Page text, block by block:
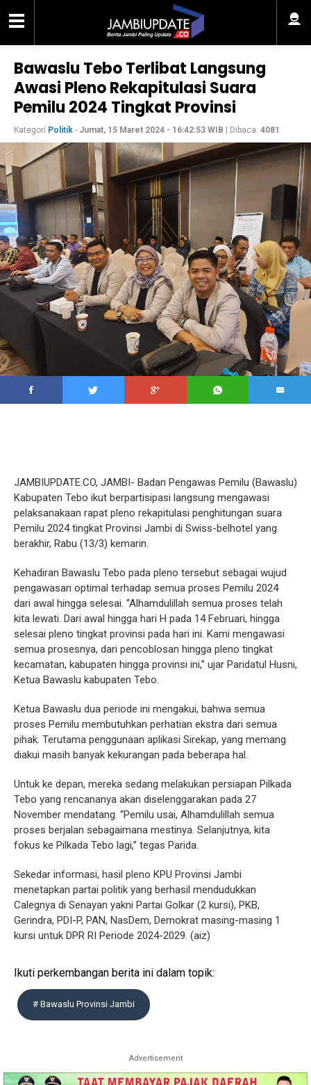
Bawaslu Tebo Terlibat Langsung
Awasi Pleno Rekapitulasi Suara
Pemilu 2024 Tingkat Provinsi
Kategori Politik - Jumat, 15 Maret 2024 - 16:42:53 WIB | Dibaca: 4081
JAMBIUPDATE.CO, JAMBI- Badan Pengawas Pemilu (Bawaslu)
Kabupaten Tebo ikut berpartisipasi langsung mengawasi
pelaksanakaan rapat pleno rekapitulasi penghitungan suara
Pemilu 2024 tingkat Provinsi Jambi di Swiss-belhotel yang
berakhir, Rabu (13/3) kemarin.
Kehadiran Bawaslu Tebo pada pleno tersebut sebagai wujud
pengawasan optimal terhadap semua proses Pemilu 2024
dari awal hingga selesai. “Alhamdulillah semua proses telah
kita lewati. Dari awal hingga hari H pada 14 Februari, hingga
selesai pleno tingkat provinsi pada hari ini. Kami mengawasi
semua prosesnya, dari pencoblosan hingga pleno tingkat
kecamatan, kabupaten hingga provinsi ini,” ujar Paridatul Husni,
Ketua Bawaslu kabupaten Tebo.
Ketua Bawaslu dua periode ini mengakui, bahwa semua
proses Pemilu membutuhkan perhatian ekstra dari semua
pihak. Terutama penggunaan aplikasi Sirekap, yang memang
diakui masih banyak kekurangan pada beberapa hal.
Untuk ke depan, mereka sedang melakukan persiapan Pilkada
Tebo yang rencananya akan diselenggarakan pada 27
November mendatang. “Pemilu usai, Alhamdulillah semua
proses berjalan sebagaimana mestinya. Selanjutnya, kita
fokus ke Pilkada Tebo lagi,” tegas Parida.
Sekedar informasi, hasil pleno KPU Provinsi Jambi
menetapkan partai politik yang berhasil mendudukkan
Calegnya di Senayan yakni Partai Golkar (2 kursi), PKB,
Gerindra, PDI-P, PAN, NasDem, Demokrat masing-masing 1
kursi untuk DPR RI Periode 2024-2029. (aiz)
Ikuti perkembangan berita ini dalam topik:
# Bawaslu Provinsi Jambi
Advertisement